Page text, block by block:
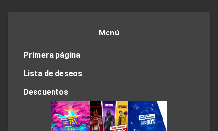
Menú
Primera página
Lista de deseos
Descuentos